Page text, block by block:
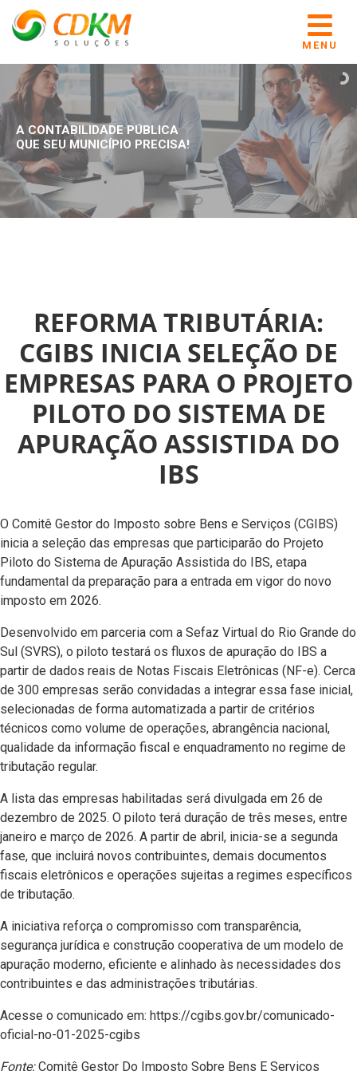
MENU
A CONTABILIDADE PÚBLICA
QUE SEU MUNICÍPIO PRECISA!
REFORMA TRIBUTÁRIA:
CGIBS INICIA SELEÇÃO DE
EMPRESAS PARA O PROJETO
PILOTO DO SISTEMA DE
APURAÇÃO ASSISTIDA DO
IBS
O Comitê Gestor do Imposto sobre Bens e Serviços (CGIBS)
inicia a seleção das empresas que participarão do Projeto
Piloto do Sistema de Apuração Assistida do IBS, etapa
fundamental da preparação para a entrada em vigor do novo
imposto em 2026.
Desenvolvido em parceria com a Sefaz Virtual do Rio Grande do
Sul (SVRS), o piloto testará os fluxos de apuração do IBS a
partir de dados reais de Notas Fiscais Eletrônicas (NF-e). Cerca
de 300 empresas serão convidadas a integrar essa fase inicial,
selecionadas de forma automatizada a partir de critérios
técnicos como volume de operações, abrangência nacional,
qualidade da informação fiscal e enquadramento no regime de
tributação regular.
A lista das empresas habilitadas será divulgada em 26 de
dezembro de 2025. O piloto terá duração de três meses, entre
janeiro e março de 2026. A partir de abril, inicia-se a segunda
fase, que incluirá novos contribuintes, demais documentos
fiscais eletrônicos e operações sujeitas a regimes específicos
de tributação.
A iniciativa reforça o compromisso com transparência,
segurança jurídica e construção cooperativa de um modelo de
apuração moderno, eficiente e alinhado às necessidades dos
contribuintes e das administrações tributárias.
Acesse o comunicado em: https://cgibs.gov.br/comunicado-
oficial-no-01-2025-cgibs
Fonte:Comitê Gestor Do Imposto Sobre Bens E Serviços